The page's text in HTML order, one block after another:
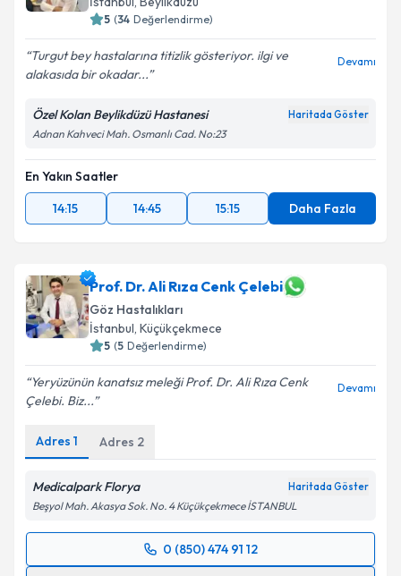
E-posta Adresiniz
Kişisel verilerimin işlenmesine ilişkin
Aydınlatma
Metni'ni okudum ve kişisel verilerimin belirtilen
Takvim Talebini Gönder
5 (34 Değerlendirme)
Turgut bey hastalarına titizlik gösteriyor. ilgi ve
alakasıda bir okadar...
Devamı
Özel Kolan Beylikdüzü Hastanesi Haritada Göster
Adnan Kahveci Mah. Osmanlı Cad. No:23
En Yakın Saatler
14:15
14:45 15:15 Daha Fazla
Prof. Dr. Ali Rıza Cenk Çelebi
Göz Hastalıkları
İstanbul, Küçükçekmece
5 (5 Değerlendirme)
Yeryüzünün kanatsız meleği Prof. Dr. Ali Rıza Cenk
Çelebi. Biz...
Devamı
Adres 1 Adres 2
Medicalpark Florya Haritada Göster
Beşyol Mah. Akasya Sok. No. 4 Küçükçekmece İSTANBUL
0 (850) 474 91 12
Randevu Takvimi Talebi